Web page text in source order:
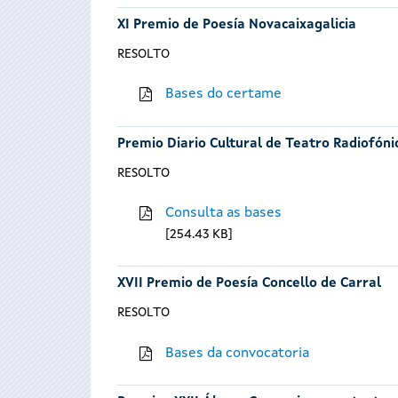
XI Premio de Poesía Novacaixagalicia
RESOLTO
Bases do certame
Premio Diario Cultural de Teatro
RESOLTO
Consulta as bases
254.43 KB
XVII Premio de Poesía Concello de Carral
RESOLTO
Bases da convocatoria